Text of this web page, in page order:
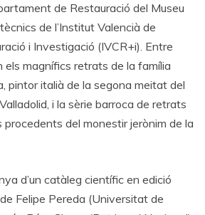
de Restauració del Museu
de l’Institut Valencià de
i Investigació (IVCR+i). Entre
els magnífics retrats de la família
pintor italià de la segona meitat del
i la sèrie barroca de retrats
procedents del monestir jerònim de la
d’un catàleg científic en edició
Felipe Pereda (Universitat de